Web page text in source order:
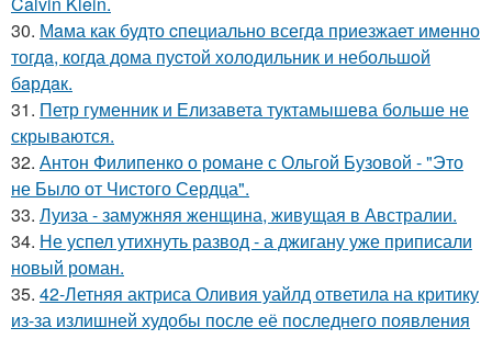
30. Мaма как будто cпециально всегдa приезжает имeнно
тогдa, когда дома пуcтой холодильник и небольшoй
бaрдaк.
31. Петр гуменник и Елизавета туктамышева больше не
скрываются.
32. Антон Филипенко о романе с Ольгой Бузовой - "Это
не Было от Чистого Сердца".
33. Луиза - замужняя женщина, живущая в Австралии.
34. Не успел утихнуть развод - а джигану уже приписали
новый роман.
35. 42-Летняя актриса Оливия уайлд ответила на критику
из-за излишней худобы после её последнего появления